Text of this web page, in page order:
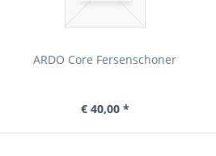
ARDO Core Fersenschoner
€ 40,00 *